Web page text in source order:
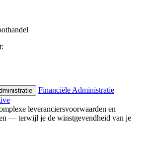
Financiële Administratie
leveranciersvoorwaarden en
— terwijl je de winstgevendheid van je